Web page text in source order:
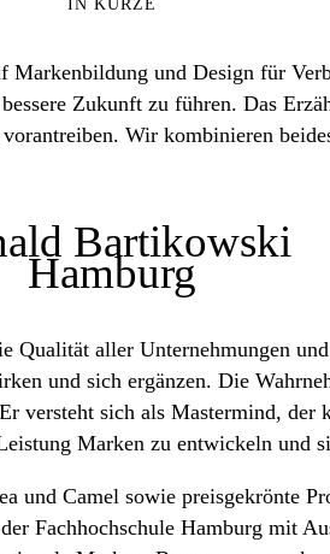
IN KÜRZE
und Design für
Zukunft zu führen. Das
Wir kombinieren
Bartikowski
Hamburg
aller Unternehmungen
und sich ergänzen. Die
versteht sich als Mastermind,
Marken zu entwickeln und
Camel sowie preisgekrönte
Fachhochschule Hamburg mit